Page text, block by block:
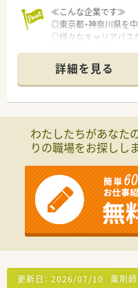
≪こんな企業です≫
◎東京都・神奈川県を
◎様々なキャリアパス
◎薬剤師としてはもち
の研修も豊富！
客室乗務員を招いたマ
もあります。
詳細を見る
わたしたちがあなた
りの職場をお探しし
更新日： 2026/07/10 薬剤師